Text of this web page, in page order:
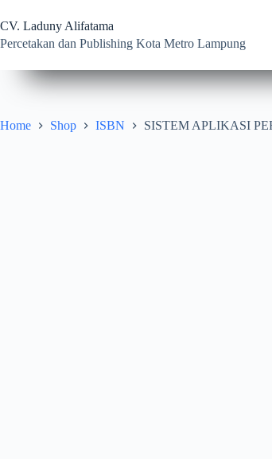
to
content
CV. Laduny Alifatama
Percetakan dan Publishing Kota Metro Lampung
Home Shop ISBN SISTEM APLIKASI